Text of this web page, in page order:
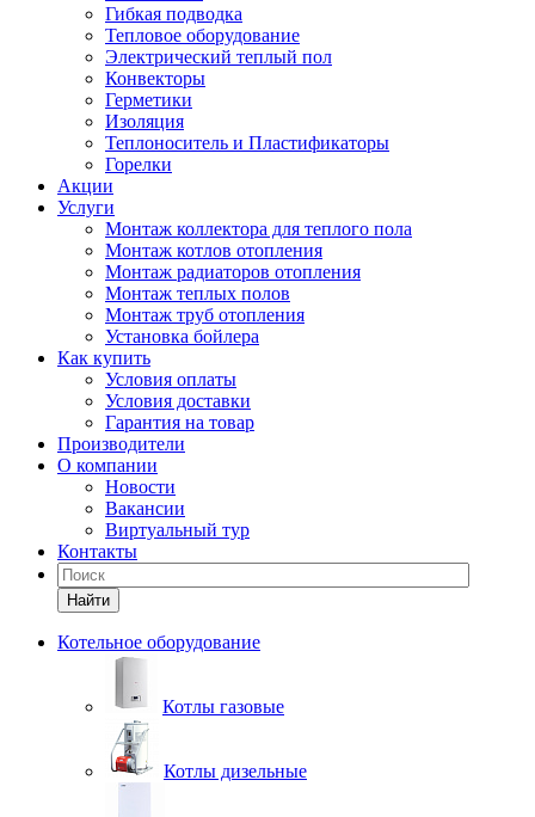
Гибкая подводка
Тепловое оборудование
Электрический теплый пол
Конвекторы
Герметики
Изоляция
Теплоноситель и Пластификаторы
Горелки
Акции
Услуги
Монтаж коллектора для теплого пола
Монтаж котлов отопления
Монтаж радиаторов отопления
Монтаж теплых полов
Монтаж труб отопления
Установка бойлера
Как купить
Условия оплаты
Условия доставки
Гарантия на товар
Производители
О компании
Новости
Вакансии
Виртуальный тур
Контакты
Найти
Котельное оборудование
Котлы газовые
Котлы дизельные